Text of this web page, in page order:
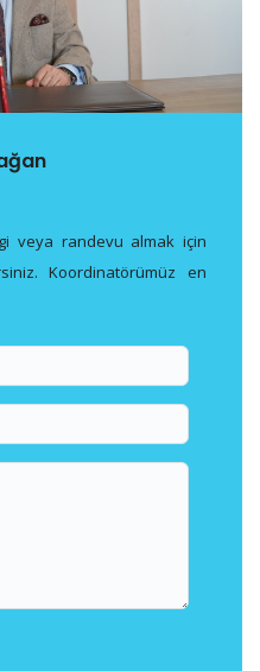
veya randevu almak için
Koordinatörümüz en